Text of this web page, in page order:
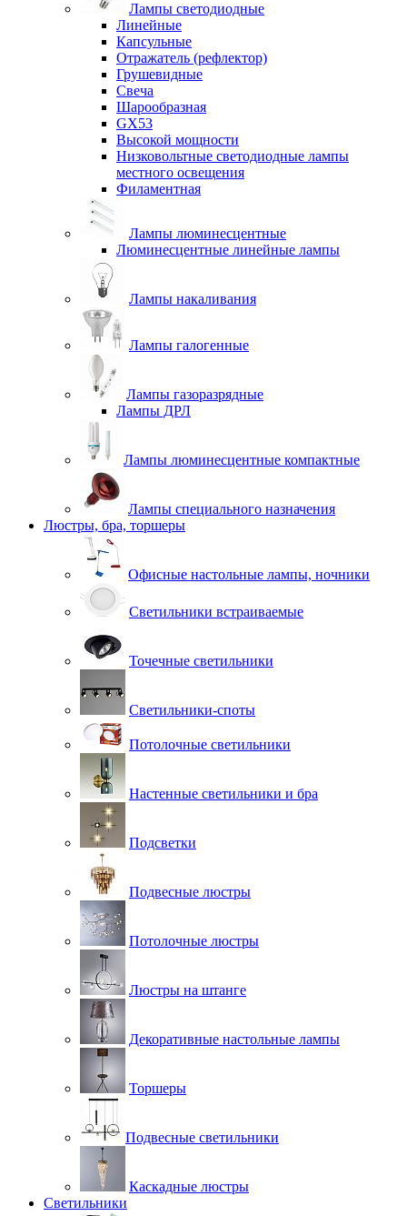
Лампы светодиодные
Линейные
Капсульные
Отражатель (рефлектор)
Грушевидные
Свеча
Шарообразная
GX53
Высокой мощности
Низковольтные светодиодные лампы
местного освещения
Филаментная
Лампы люминесцентные
Люминесцентные линейные лампы
Лампы накаливания
Лампы галогенные
Лампы газоразрядные
Лампы ДРЛ
Лампы люминесцентные компактные
Лампы специального назначения
Люстры, бра, торшеры
Офисные настольные лампы, ночники
Светильники встраиваемые
Точечные светильники
Светильники-споты
Потолочные светильники
Настенные светильники и бра
Подсветки
Подвесные люстры
Потолочные люстры
Люстры на штанге
Декоративные настольные лампы
Торшеры
Подвесные светильники
Каскадные люстры
Светильники